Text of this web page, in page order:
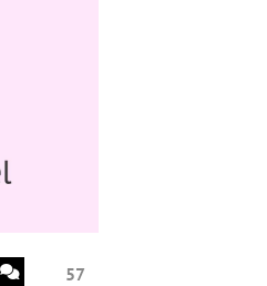
57